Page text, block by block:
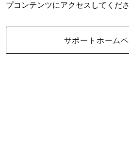
プコンテンツにアクセスしてくださ
サポートホーム